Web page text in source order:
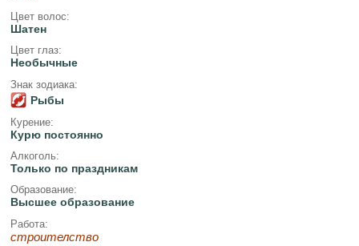
Цвет волос:
Шатен
Цвет глаз:
Необычные
Знак зодиака:
Рыбы
Курение:
Курю постоянно
Алкоголь:
Только по праздникам
Образование:
Высшее образование
Работа:
строителство